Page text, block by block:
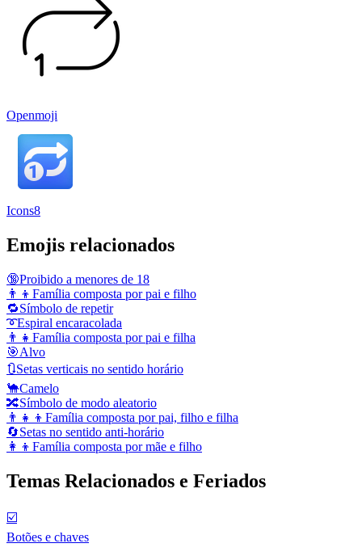
Openmoji
Icons8
Emojis relacionados
🔞Proibido a menores de 18
👨‍👦 Família composta por pai e filho
🔁Símbolo de repetir
➰Espiral encaracolada
👨‍👧 Família composta por pai e filha
🎯Alvo
🔃Setas verticais no sentido horário
🐪Camelo
🔀Símbolo de modo aleatorio
👨‍👧‍👦 Família composta por pai, filho e filha
🔄Setas no sentido anti-horário
👩‍👦 Família composta por mãe e filho
Temas Relacionados e Feriados
☑️
Botões e chaves